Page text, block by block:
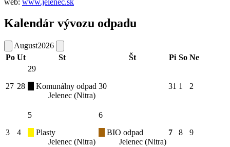
Kalendár vývozu odpadu
August2026
Po Ut St Št Pi So Ne
27 28
29
Komunálny odpad
Jelenec (Nitra)
30 31 1 2
3 4
5
Plasty
Jelenec (Nitra)
6
BIO odpad
Jelenec (Nitra)
7 8 9